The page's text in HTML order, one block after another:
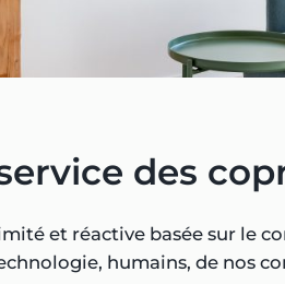
des
et réactive basée sur le
humains, de nos